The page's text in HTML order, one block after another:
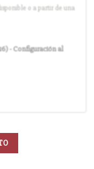
o a partir de una
- Configuración al
(sin descuento)